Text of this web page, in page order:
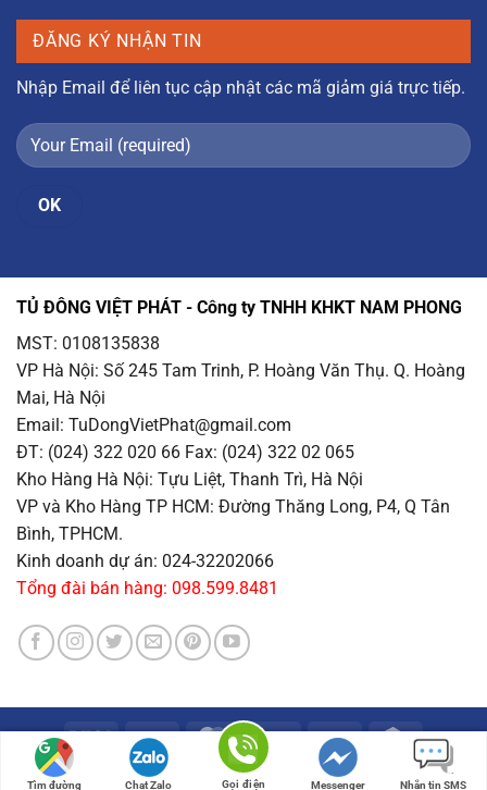
ĐĂNG KÝ NHẬN TIN
Nhập Email để liên tục cập nhật các mã giảm giá trực tiếp.
TỦ ĐÔNG VIỆT PHÁT - Công ty TNHH KHKT NAM PHONG
MST: 0108135838
VP Hà Nội: Số 245 Tam Trinh, P. Hoàng Văn Thụ. Q. Hoàng
Mai, Hà Nội
Email: TuDongVietPhat@gmail.com
ĐT: (024) 322 020 66 Fax: (024) 322 02 065
Kho Hàng Hà Nội: Tựu Liệt, Thanh Trì, Hà Nội
VP và Kho Hàng TP HCM: Đường Thăng Long, P4, Q Tân
Bình, TPHCM.
Kinh doanh dự án: 024-32202066
Tổng đài bán hàng: 098.599.8481
Visa PayPal MasterCardCash
Delivery
Atm
Credit
Card
Copyright 2026 © www.TudongVietPhat.com
Tìm đường Chat Zalo Gọi điện Messenger Nhắn tin SMS